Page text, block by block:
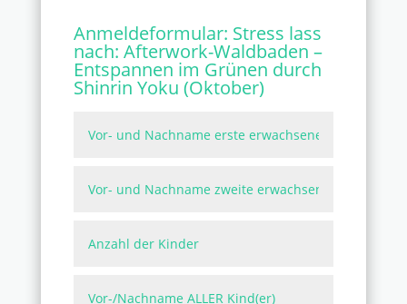
Anmeldeformular: Stress lass
nach: Afterwork-Waldbaden –
Entspannen im Grünen durch
Shinrin Yoku (Oktober)